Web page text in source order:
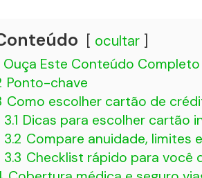
ocultar
Ouça Este Conteúdo Completo
Ponto-chave
Como escolher cartão de
3.1 Dicas para escolher cartão
3.2 Compare anuidade, limites
3.3 Checklist rápido para você